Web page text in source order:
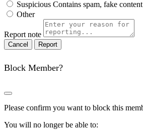
Suspicious Contains spam, fake
Other
Report note
Report
Block Member?
Please confirm you want to block this
You will no longer be able to: